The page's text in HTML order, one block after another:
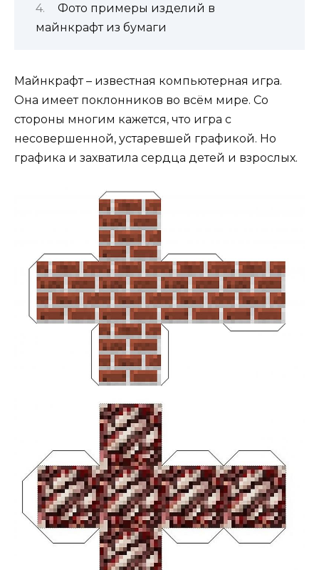
Фото примеры изделий в
майнкрафт из бумаги
Майнкрафт – известная компьютерная игра.
Она имеет поклонников во всём мире. Со
стороны многим кажется, что игра с
несовершенной, устаревшей графикой. Но
графика и захватила сердца детей и взрослых.